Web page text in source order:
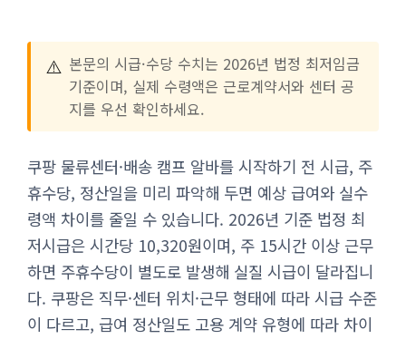
⚠️ 본문의 시급·수당 수치는 2026년 법정 최저임금
기준이며, 실제 수령액은 근로계약서와 센터 공
지를 우선 확인하세요.
쿠팡 물류센터·배송 캠프 알바를 시작하기 전 시급, 주
휴수당, 정산일을 미리 파악해 두면 예상 급여와 실수
령액 차이를 줄일 수 있습니다. 2026년 기준 법정 최
저시급은 시간당 10,320원이며, 주 15시간 이상 근무
하면 주휴수당이 별도로 발생해 실질 시급이 달라집니
다. 쿠팡은 직무·센터 위치·근무 형태에 따라 시급 수준
이 다르고, 급여 정산일도 고용 계약 유형에 따라 차이